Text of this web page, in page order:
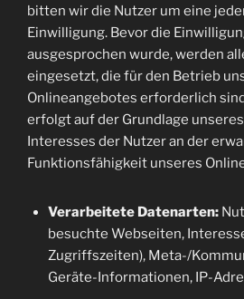
bitten wir die Nutzer um eine
Einwilligung. Bevor die
ausgesprochen wurde, werden
eingesetzt, die für den Betrieb
Onlineangebotes erforderlich
erfolgt auf der Grundlage
Interesses der Nutzer an der
Funktionsfähigkeit unseres
Verarbeitete Datenarten:
besuchte Webseiten,
Zugriffszeiten), Meta-/
Geräte-Informationen, IP-